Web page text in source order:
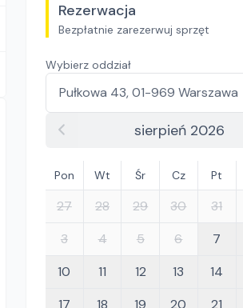
Rezerwacja
Bezpłatnie zarezerwuj sprzęt
Wybierz oddział
sierpień 2026
Pon Wt Śr Cz Pt
27 28 29 30 31
3
4 5 6 7
10
11 12 13 14
17
18 19 20 21